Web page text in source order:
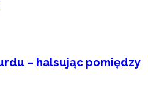
– halsując pomiędzy